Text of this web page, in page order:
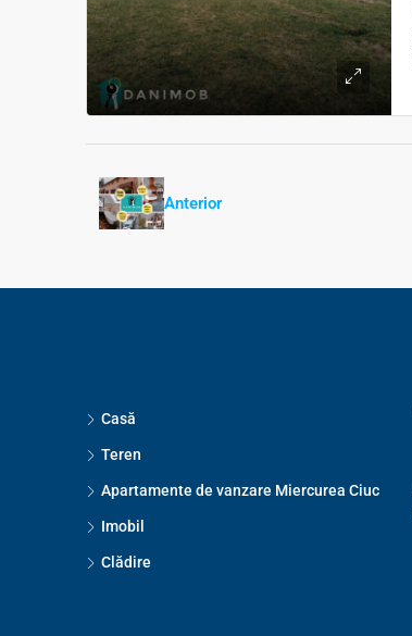
Anterior
Casă
Teren
Apartamente de vanzare Miercurea Ciuc
Imobil
Clădire